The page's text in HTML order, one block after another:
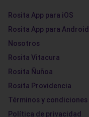
Rosita App para iOS
Rosita App para Android
Nosotros
Rosita Vitacura
Rosita Ñuñoa
Rosita Providencia
Términos y condiciones
Política de privacidad